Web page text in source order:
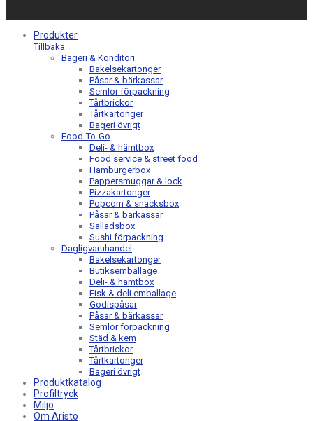
Produkter
Tillbaka
Bageri & Konditori
Bakelsekartonger
Påsar & bärkassar
Semlor förpackning
Tårtbrickor
Tårtkartonger
Bageri övrigt
Food-To-Go
Deli- & hämtbox
Food service & street food
Hamburgerbox
Pappersmuggar & lock
Pizzakartonger
Popcorn & snacksbox
Påsar & bärkassar
Salladsbox
Sushi förpackning
Dagligvaruhandel
Bakelsekartonger
Butiksemballage
Deli- & hämtbox
Fisk & deli emballage
Godispåsar
Påsar & bärkassar
Semlor förpackning
Städ & kem
Tårtbrickor
Tårtkartonger
Bageri övrigt
Produktkatalog
Profiltryck
Miljö
Om Aristo